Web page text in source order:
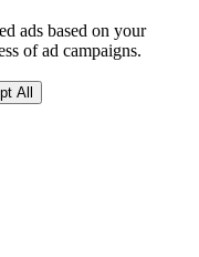
ads based on your
of ad campaigns.
All